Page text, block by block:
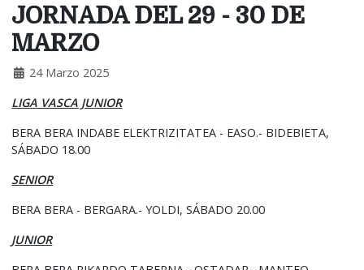
SECCIONES
EVENTOS
ÁREA SOCIAL
PREVENCIÓN DE LA VIOLENCIA
BERA BERA IZARRAK
JORNADA DEL 29 - 30 DE
MARZO
24 Marzo 2025
LIGA VASCA JUNIOR
BERA BERA INDABE ELEKTRIZITATEA - EASO.- BIDEBIETA,
SÁBADO 18.00
SENIOR
BERA BERA - BERGARA.- YOLDI, SÁBADO 20.00
JUNIOR